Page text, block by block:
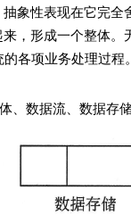
象性表现在它完
，形成一个整体
各项业务处理过程
数据流、数据存